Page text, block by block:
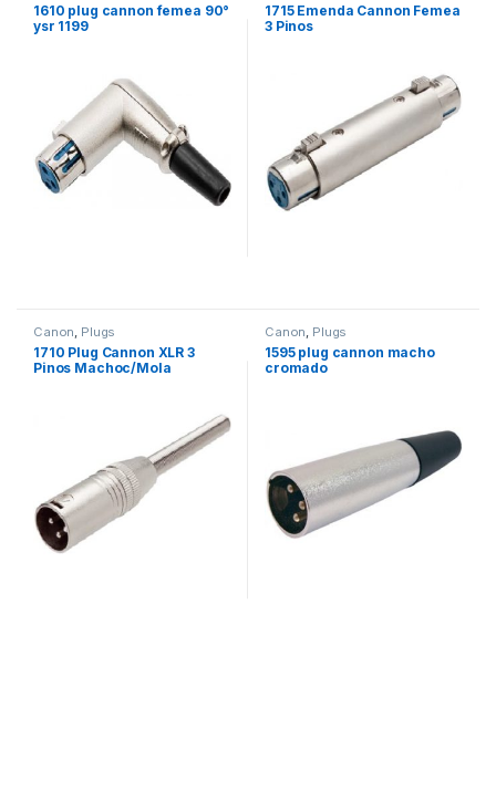
1610 plug cannon femea 90°
ysr 1199
1715 Emenda Cannon Femea
3 Pinos
Canon Plugs
1710 Plug Cannon XLR 3
Pinos Machoc/Mola
Canon Plugs
1595 plug cannon macho
cromado